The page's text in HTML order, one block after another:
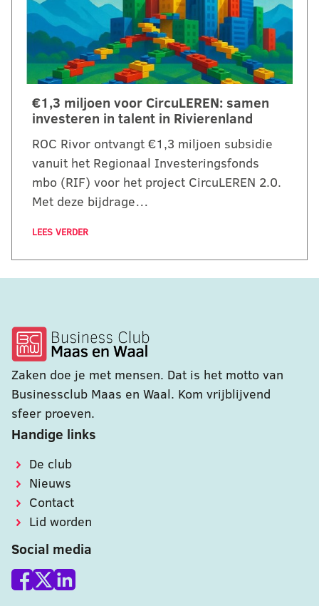
€1,3 miljoen voor CircuLEREN: samen
investeren in talent in Rivierenland
ROC Rivor ontvangt €1,3 miljoen subsidie
vanuit het Regionaal Investeringsfonds
mbo (RIF) voor het project CircuLEREN 2.0.
Met deze bijdrage…
LEES VERDER
Zaken doe je met mensen. Dat is het motto van
Businessclub Maas en Waal. Kom vrijblijvend
sfeer proeven.
Handige links
De club
Nieuws
Contact
Lid worden
Social media